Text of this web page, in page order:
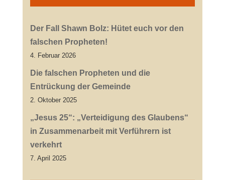
Der Fall Shawn Bolz: Hütet euch vor den
falschen Propheten!
4. Februar 2026
Die falschen Propheten und die
Entrückung der Gemeinde
2. Oktober 2025
„Jesus 25“: „Verteidigung des Glaubens“
in Zusammenarbeit mit Verführern ist
verkehrt
7. April 2025